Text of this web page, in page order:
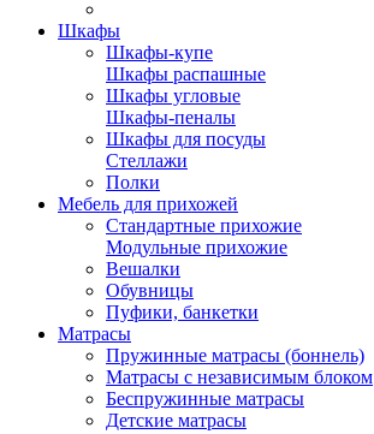
Шкафы
Шкафы-купе
Шкафы распашные
Шкафы угловые
Шкафы-пеналы
Шкафы для посуды
Стеллажи
Полки
Мебель для прихожей
Стандартные прихожие
Модульные прихожие
Вешалки
Обувницы
Пуфики, банкетки
Матрасы
Пружинные матрасы (боннель)
Матрасы с независимым блоком
Беспружинные матрасы
Детские матрасы